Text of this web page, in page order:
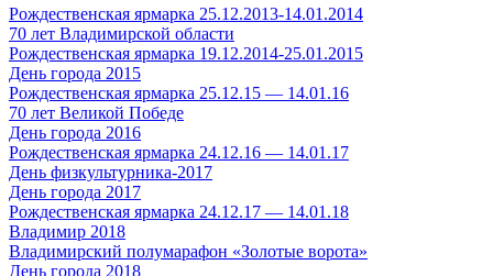
Рождественская ярмарка 25.12.2013-14.01.2014
70 лет Владимирской области
Рождественская ярмарка 19.12.2014-25.01.2015
День города 2015
Рождественская ярмарка 25.12.15 — 14.01.16
70 лет Великой Победе
День города 2016
Рождественская ярмарка 24.12.16 — 14.01.17
День физкультурника-2017
День города 2017
Рождественская ярмарка 24.12.17 — 14.01.18
Владимир 2018
Владимирский полумарафон «Золотые ворота»
День города 2018